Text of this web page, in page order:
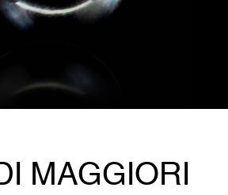
MAGGIORI